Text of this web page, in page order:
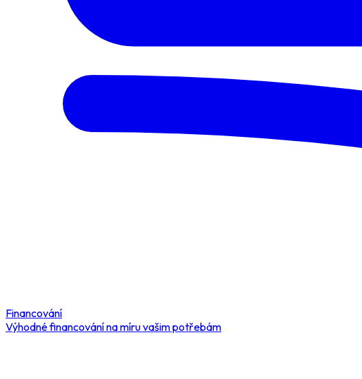
Financování
Výhodné financování na míru vašim potřebám